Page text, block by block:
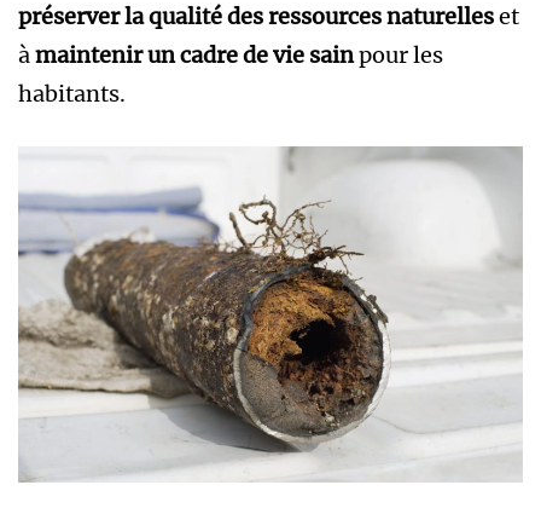
préserver la qualité des ressources naturelleset
àmaintenir un cadre de vie sainpour les
habitants.